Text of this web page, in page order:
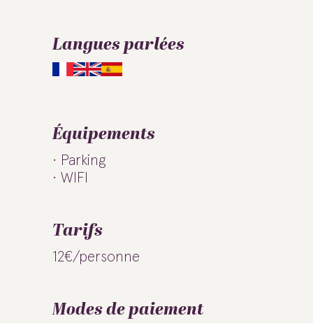
Langues parlées
Équipements
Parking
WIFI
Tarifs
12€/personne
Modes de paiement